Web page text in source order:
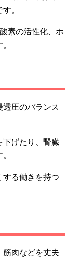
。
素の活性化、ホ
透圧のバランス
下げたり、腎臓
する働きを持つ
筋肉などを丈夫